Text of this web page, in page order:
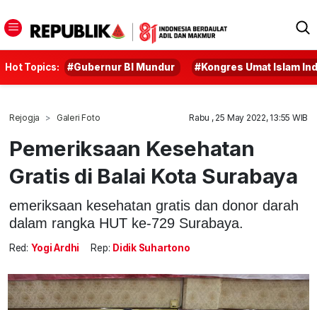
Hot Topics: #Gubernur BI Mundur #Kongres Umat Islam
Rejogja Galeri Foto Rabu , 25 May 2022, 13:55 WIB
Pemeriksaan Kesehatan
Gratis di Balai Kota Surabaya
emeriksaan kesehatan gratis dan donor darah
dalam rangka HUT ke-729 Surabaya.
Red: Yogi Ardhi Rep: Didik Suhartono